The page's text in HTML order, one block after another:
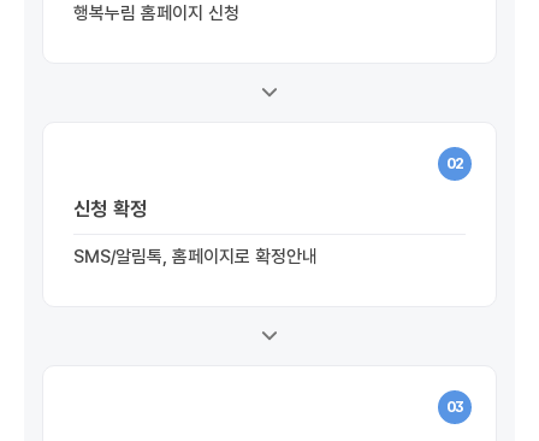
행복누림 홈페이지 신청
02
신청 확정
SMS/알림톡, 홈페이지로 확정안내
03